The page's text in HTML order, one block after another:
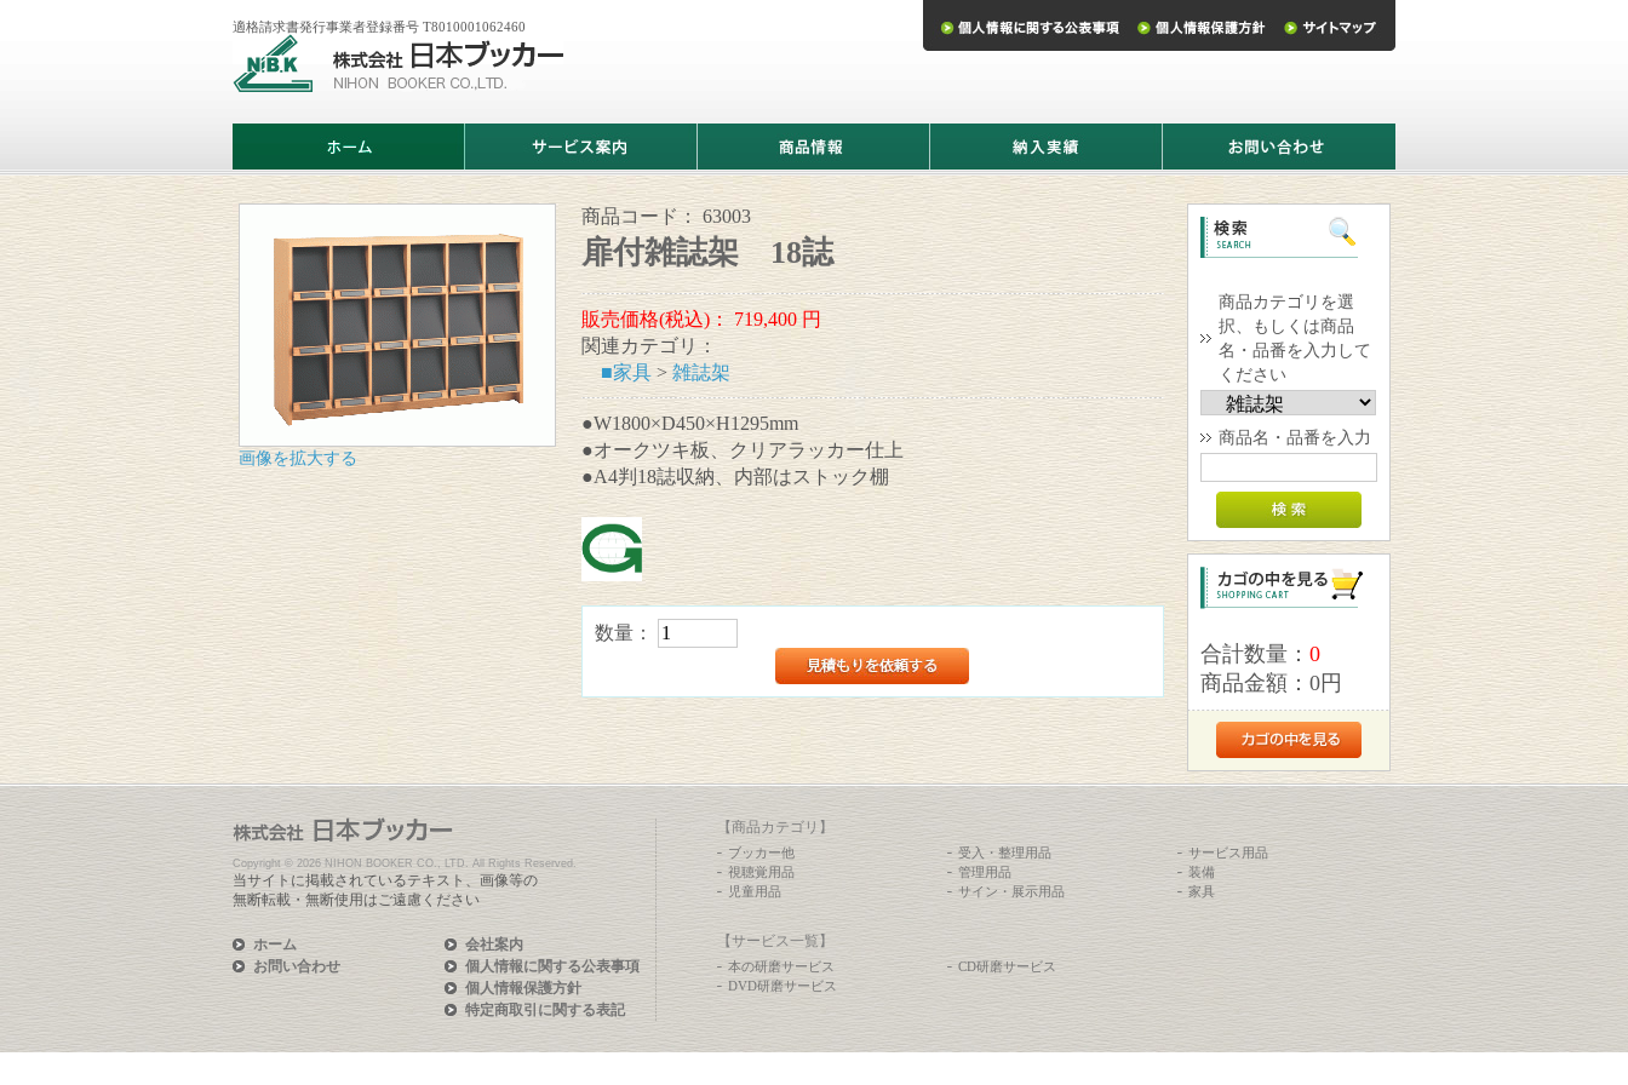
会
日
ッ
カ
ー
適格請求書発行事業者登録番号 T8010001062460
ム
ビ
ス
案
情
報
実
い
画像を拡大する
商品コード： 63003
扉付雑誌架 18誌
販売価格(税込)： 719,400円
関連カテゴリ：
■家具> 雑誌架
●W1800×D450×H1295mm
●オークツキ板、クリアラッカー仕上
●A4判18誌収納、内部はストック棚
数量：
商品カテゴリを選
択、もしくは商品
名・品番を入力して
ください
商品名・品番を入力
合計数量： 0
商品金額： 0円
Copyright © 2026 NIHON BOOKER CO., LTD. All Rights Reserved.
当サイトに掲載されているテキスト、画像等の
無断転載・無断使用はご遠慮ください
ホーム
お問い合わせ
会社案内
個人情報に関する公表事項
個人情報保護方針
特定商取引に関する表記
【商品カテゴリ】
ブッカー他
視聴覚用品
児童用品
受入・整理用品
管理用品
サイン・展示用品
サービス用品
装備
家具
【サービス一覧】
本の研磨サービス
CD研磨サービス
DVD研磨サービス